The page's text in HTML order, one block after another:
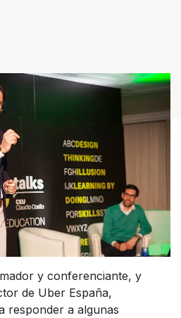
y conferenciante, y
de Uber España,
responder a algunas